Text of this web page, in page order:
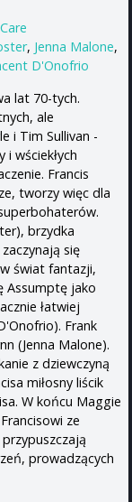
, Jenna Malone,
D'Onofrio
lat 70-tych.
ale
i Tim Sullivan -
wściekłych
Francis
tworzy więc dla
brzydka
się
świat fantazji,
Assumptę jako
łatwiej
Frank
(Jenna Malone).
z dziewczyną
miłosny liścik
W końcu Maggie
ze
prowadzących